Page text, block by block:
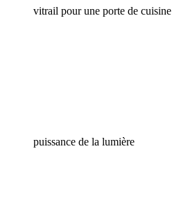
vitrail pour une porte de cuisine
puissance de la lumière